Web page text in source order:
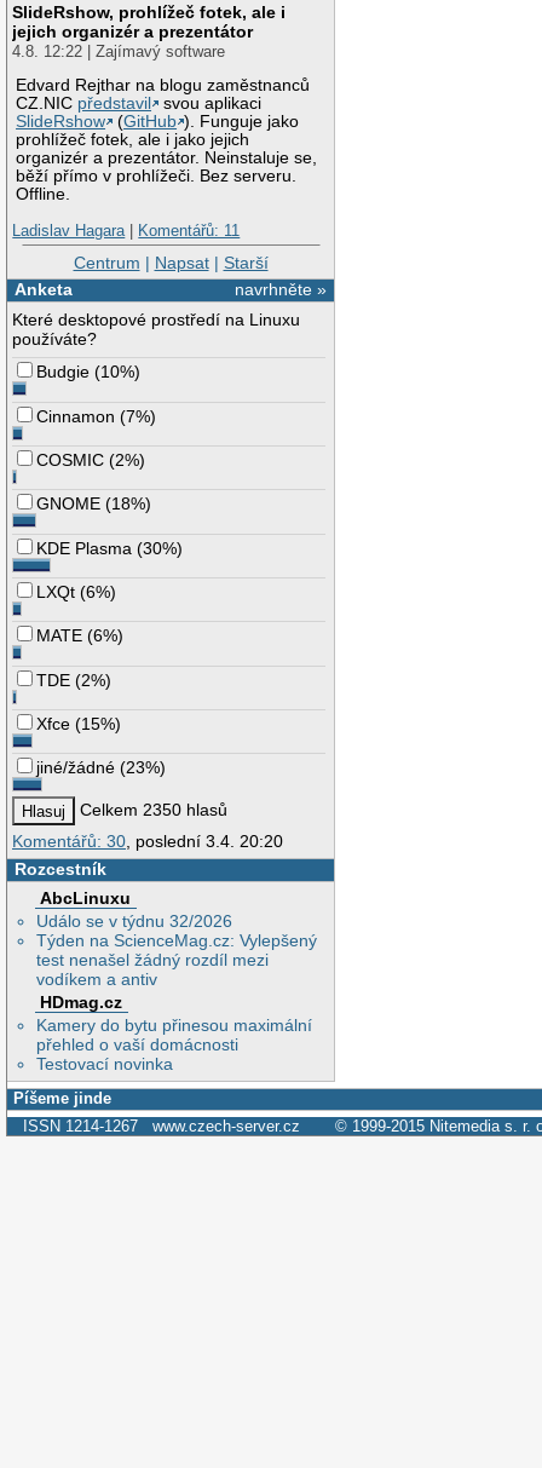
SlideRshow, prohlížeč fotek, ale i
jejich organizér a prezentátor
4.8. 12:22 | Zajímavý software
Edvard Rejthar na blogu zaměstnanců
CZ.NIC představil
svou aplikaci
SlideRshow
(GitHub ). Funguje jako
prohlížeč fotek, ale i jako jejich
organizér a prezentátor. Neinstaluje se,
běží přímo v prohlížeči. Bez serveru.
Offline.
Ladislav Hagara| Komentářů: 11
Centrum | Napsat| Starší
navrhněte »
Anketa
Které desktopové prostředí na Linuxu
používáte?
Budgie (10%)
Cinnamon (7%)
COSMIC (2%)
GNOME (18%)
KDE Plasma (30%)
LXQt (6%)
MATE (6%)
TDE (2%)
Xfce (15%)
jiné/žádné (23%)
Celkem 2350 hlasů
Komentářů: 30 , poslední 3.4. 20:20
Rozcestník
AbcLinuxu
Událo se v týdnu 32/2026
Týden na ScienceMag.cz: Vylepšený
test nenašel žádný rozdíl mezi
vodíkem a antiv
HDmag.cz
Kamery do bytu přinesou maximální
přehled o vaší domácnosti
Testovací novinka
Píšeme jinde
ISSN 1214-1267 www.czech-server.cz © 1999-2015 Nitemedia s. r.